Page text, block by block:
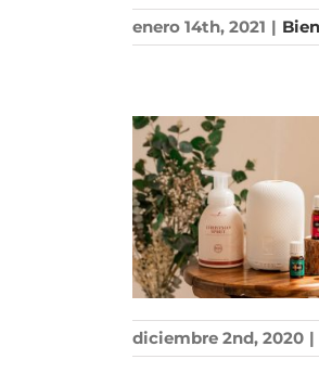
enero 14th, 2021 |
diciembre 2nd, 2020 |